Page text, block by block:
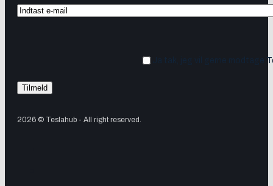
Ja tak, jeg vil gerne modtage
2026 © Teslahub - All right reserved.